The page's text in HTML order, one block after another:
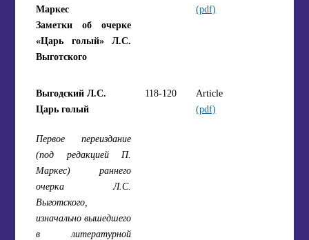
Маркес
Заметки об очерке
«Царь голый» Л.С.
Выготского
(pdf)
Выгодский Л.С.
Царь голый
Первое переиздание
(под редакцией П.
Маркес) раннего
очерка Л.С.
Выготского,
изначально вышедшего
в литературной
118-120
Article
(pdf)